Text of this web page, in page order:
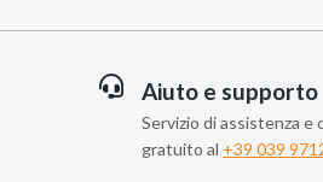
Aiuto e supporto
Servizio di assistenza e
gratuito al +39 039